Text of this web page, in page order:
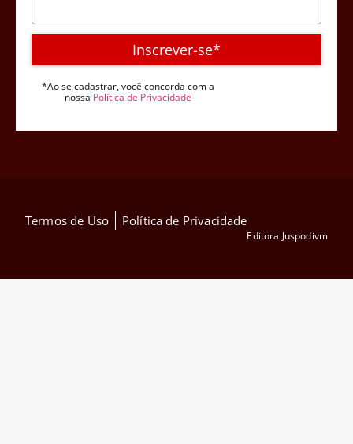
Inscrever-se*
*Ao se cadastrar, você concorda com a
nossa Política de Privacidade
Termos de Uso Política de Privacidade
Editora Juspodivm